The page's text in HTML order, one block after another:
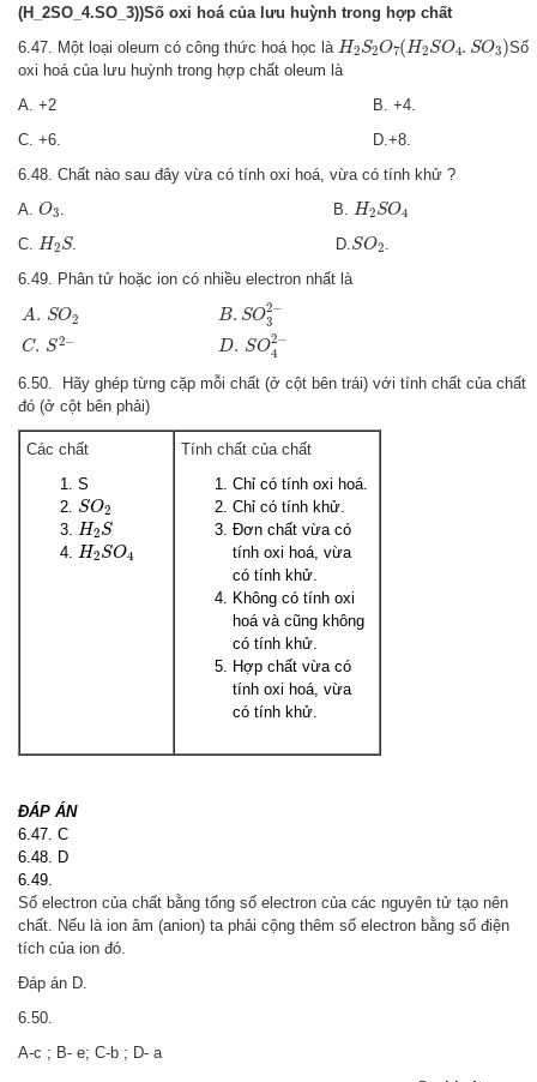
(H_2SO_4.SO_3))Số oxi hoá của lưu huỳnh trong hợp chất
6.47. Một loại oleum có công thức hoá học là H2S2O7(H2SO4. SO3)
H2 S 2O 7 (H 2SO .SO 3)
Số
oxi hoá của lưu huỳnh trong hợp chất oleum là
A. +2 B. +4.
C. +6. D.+8.
6.48. Chất nào sau đây vừa có tính oxi hoá, vừa có tính khử ?
A. O3
O . B. H2SO4
H2 SO
C. H2S
H2 S. D.SO2
SO .
6.49. Phân tử hoặc ion có nhiều electron nhất là
A. SO2 B. SO2−
3
C. S2− D. SO2−
4
. O 2 SO 42 −
6.50. Hãy ghép từng cặp mỗi chất (ở cột bên trái) với tính chất của chất
đó (ở cột bên phải)
Các chất
S
SO2
SO
H2S
H2 S
H2SO4
H2SO
Tính chất của chất
Chỉ có tính oxi hoá.
Chỉ có tính khử.
Đơn chất vừa có
tính oxi hoá, vừa
có tính khử.
Không có tính oxi
hoá và cũng không
có tính khử.
Hợp chất vừa có
tính oxi hoá, vừa
có tính khử.
ĐÁP ÁN
6.47. C
6.48. D
6.49.
Số electron của chất bằng tổng số electron của các nguyên tử tạo nên
chất. Nếu là ion âm (anion) ta phải cộng thêm số electron bằng số điện
tích của ion đó.
Đáp án D.
6.50.
A-c ; B- e; C-b ; D- a